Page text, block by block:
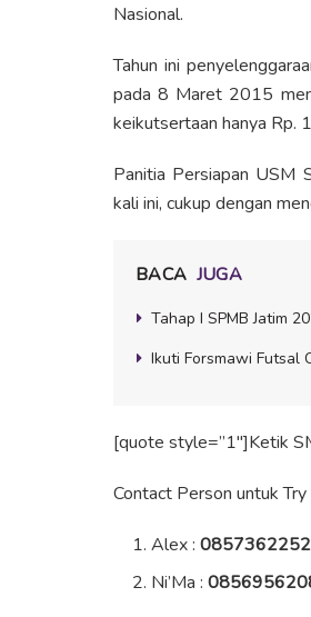
Nasional.
Tahun ini
pada 8 Maret 2015
keikutsertaan hanya Rp.
Panitia Persiapan USM
kali ini, cukup dengan
BACA JUGA
Tahap I SPMB Jatim
Ikuti Forsmawi Futsal
[quote style=”1″]Ketik
Contact Person untuk
Alex :
Ni’Ma :